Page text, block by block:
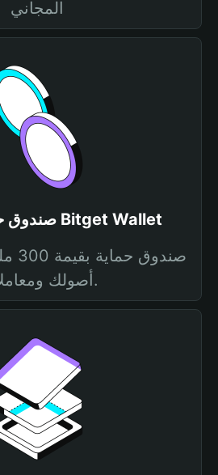
المجاني
صندوق حماية محفظة Bitget Wallet
أصولك ومعاملاتك.